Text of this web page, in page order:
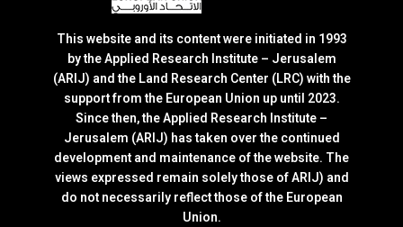
This website and its content were initiated in 1993
by the Applied Research Institute – Jerusalem
(ARIJ) and the Land Research Center (LRC) with the
support from the European Union up until 2023.
Since then, the Applied Research Institute –
Jerusalem (ARIJ) has taken over the continued
development and maintenance of the website. The
views expressed remain solely those of ARIJ) and
do not necessarily reflect those of the European
Union.